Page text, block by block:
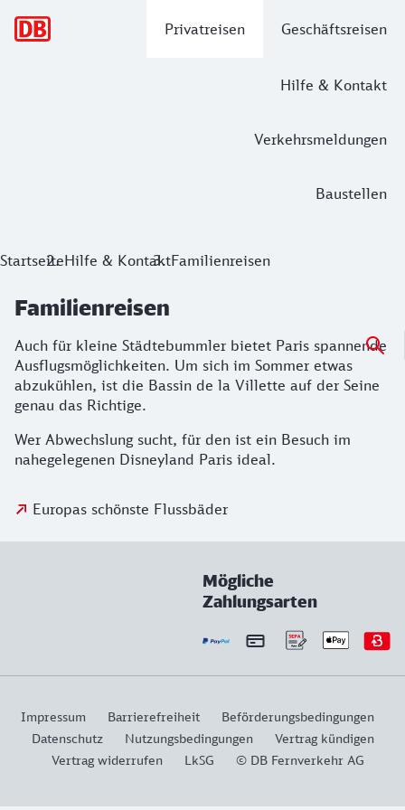
Privatreisen Geschäftsreisen
Hilfe & Kontakt
Verkehrsmeldungen
Baustellen
StartseiteHilfe & KontaktFamilienreisen
Familienreisen
Auch für kleine Städtebummler bietet Paris spannende
Ausflugsmöglichkeiten. Um sich im Sommer etwas
abzukühlen, ist die Bassin de la Villette auf der Seine
genau das Richtige.
Wer Abwechslung sucht, für den ist ein Besuch im
nahegelegenen Disneyland Paris ideal.
Europas schönste Flussbäder
Mögliche
Zahlungsarten
Impressum Barrierefreiheit
Beförderungsbedingungen
Datenschutz
Nutzungsbedingungen
Vertrag kündigen
Vertrag widerrufen
LkSG © DB Fernverkehr AG